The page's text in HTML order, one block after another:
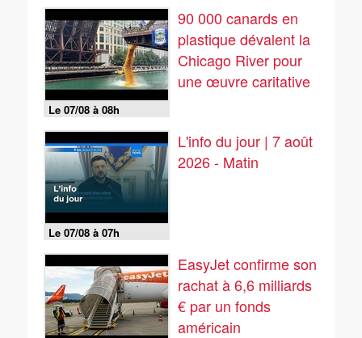
Le 07/08 à 08h
90 000 canards en
plastique dévalent la
Chicago River pour
une œuvre caritative
Le 07/08 à 07h
L'info du jour | 7 août
2026 - Matin
EasyJet confirme son
rachat à 6,6 milliards
€ par un fonds
américain